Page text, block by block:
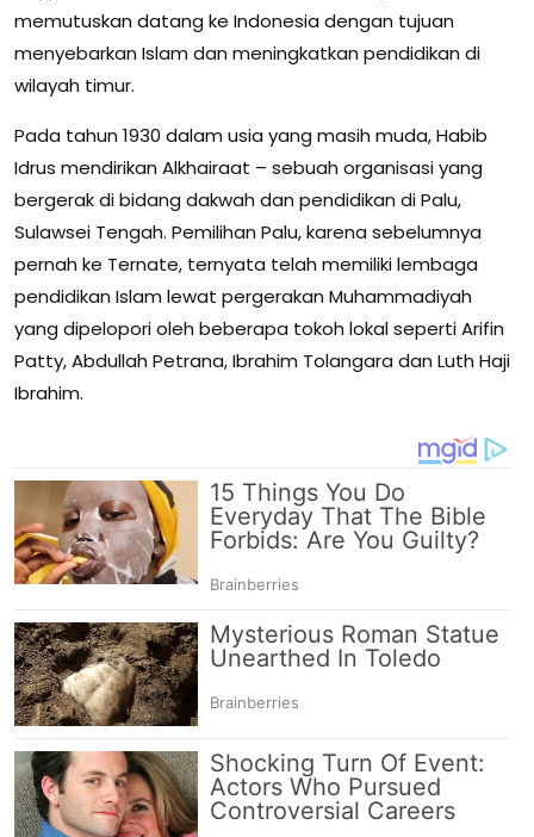
memutuskan datang ke Indonesia dengan tujuan
menyebarkan Islam dan meningkatkan pendidikan di
wilayah timur.
Pada tahun 1930 dalam usia yang masih muda, Habib
Idrus mendirikan Alkhairaat – sebuah organisasi yang
bergerak di bidang dakwah dan pendidikan di Palu,
Sulawsei Tengah. Pemilihan Palu, karena sebelumnya
pernah ke Ternate, ternyata telah memiliki lembaga
pendidikan Islam lewat pergerakan Muhammadiyah
yang dipelopori oleh beberapa tokoh lokal seperti Arifin
Patty, Abdullah Petrana, Ibrahim Tolangara dan Luth Haji
Ibrahim.